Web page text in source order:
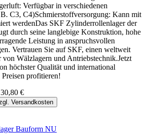
Verfügbar in verschiedenen
C3, C4)Schmierstoffversorgung: Kann mit
werdenDas SKF Zylinderrollenlager der
durch seine langlebige Konstruktion, hohe
Leistung in anspruchsvollen
Vertrauen Sie auf SKF, einen weltweit
von Wälzlagern und Antriebstechnik.Jetzt
höchster Qualität und international
profitieren!
30,80 €
Versandkosten
Bauform NU